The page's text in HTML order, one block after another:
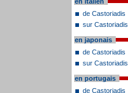
de Castoriadis
sur Castoriadis
en japonais
de Castoriadis
sur Castoriadis
en portugais
de Castoriadis